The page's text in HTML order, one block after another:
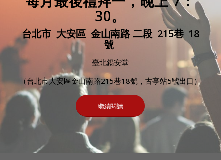
30。
台北市 大安區 金山南路 二段 215巷 18
號
臺北錫安堂
（台北市大安區金山南路215巷18號，古亭站5號出口）
繼續閱讀